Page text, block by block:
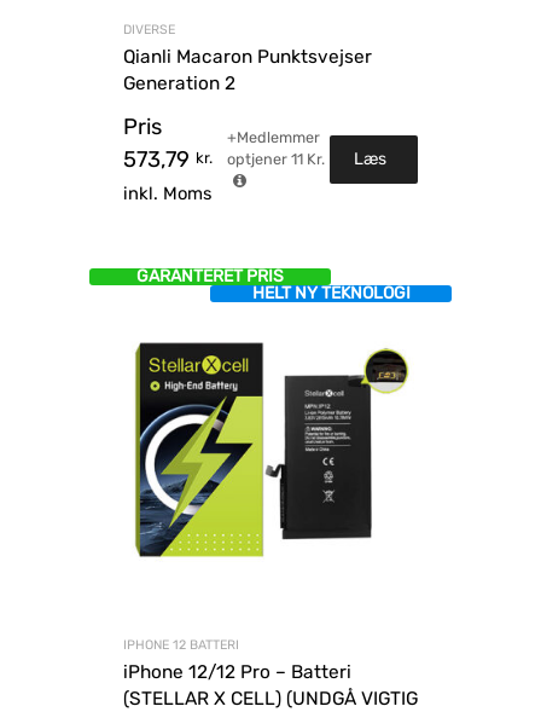
DIVERSE
Qianli Macaron Punktsvejser
Generation 2
Pris
573,79 kr.
inkl. Moms
+Medlemmer
optjener11 Kr. Læs
GARANTERET PRIS
HELT NY TEKNOLOGI
IPHONE 12 BATTERI
iPhone 12/12 Pro – Batteri
(STELLAR X CELL) (UNDGÅ VIGTIG